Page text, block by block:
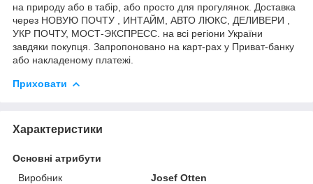
на природу або в табір, або просто для прогулянок. Доставка
через НОВУЮ ПОЧТУ , ИНТАЙМ, АВТО ЛЮКС, ДЕЛИВЕРИ ,
УКР ПОЧТУ, МОСТ-ЭКСПРЕСС. на всі регіони України
завдяки покупця. Запропоновано на карт-рах у Приват-банку
або накладеному платежі.
Приховати
Характеристики
Основні атрибути
Виробник
Josef Otten